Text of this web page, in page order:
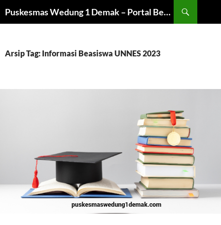
ke
Puskesmas Wedung 1 Demak – Portal Beasiswa dan Universitas
Arsip Tag: Informasi Beasiswa UNNES 2023